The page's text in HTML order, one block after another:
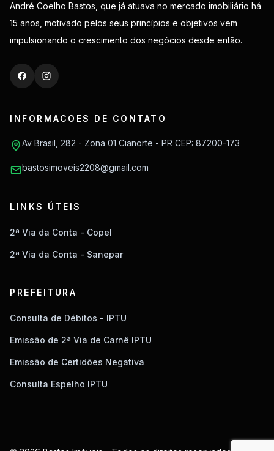
André Coelho Bastos, que já atuava no mercado imobiliário há
15 anos, motivado pelos seus princípios e objetivos vem
impulsionando o crescimento dos negócios desde então.
INFORMACOES DE CONTATO
Av Brasil, 282 - Zona 01 Cianorte - PR CEP: 87200-173
bastosimoveis2208@gmail.com
LINKS ÚTEIS
2ª Via da Conta - Copel
2ª Via da Conta - Sanepar
PREFEITURA
Consulta de Débitos - IPTU
Emissão de 2ª Via de Carnê IPTU
Emissão de Certidões Negativa
Consulta Espelho IPTU